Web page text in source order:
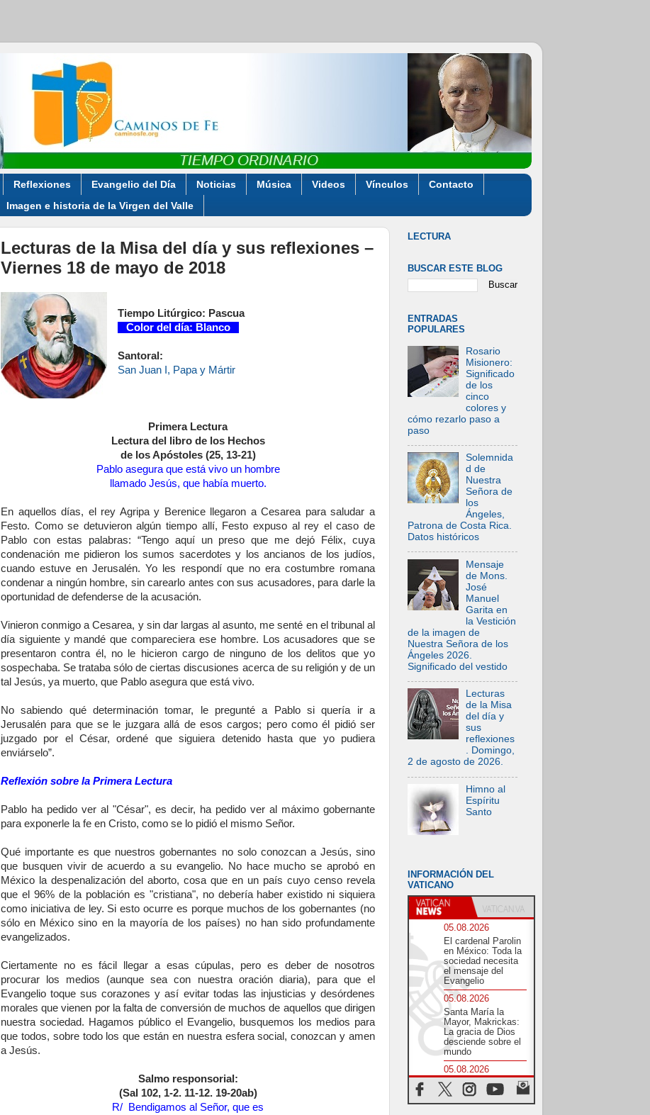
Reflexiones Evangelio del Día Noticias Música Videos Vínculos
Contacto
Imagen e historia de la Virgen del Valle
Lecturas de la Misa del día y sus reflexiones –
Viernes 18 de mayo de 2018
Tiempo Litúrgico: Pascua
Color del día: Blanco
Santoral:
San Juan I, Papa y Mártir
Primera Lectura
Lectura del libro de los Hechos
de los Apóstoles (25, 13-21)
Pablo asegura que está vivo un hombre
llamado Jesús, que había muerto.
En aquellos días, el rey Agripa y Berenice llegaron a Cesarea para saludar a
Festo. Como se detuvieron algún tiempo allí, Festo expuso al rey el caso de
Pablo con estas palabras: “Tengo aquí un preso que me dejó Félix, cuya
condenación me pidieron los sumos sacerdotes y los ancianos de los judíos,
cuando estuve en Jerusalén. Yo les respondí que no era costumbre romana
condenar a ningún hombre, sin carearlo antes con sus acusadores, para darle la
oportunidad de defenderse de la acusación.
Vinieron conmigo a Cesarea, y sin dar largas al asunto, me senté en el tribunal al
día siguiente y mandé que compareciera ese hombre. Los acusadores que se
presentaron contra él, no le hicieron cargo de ninguno de los delitos que yo
sospechaba. Se trataba sólo de ciertas discusiones acerca de su religión y de un
tal Jesús, ya muerto, que Pablo asegura que está vivo.
No sabiendo qué determinación tomar, le pregunté a Pablo si quería ir a
Jerusalén para que se le juzgara allá de esos cargos; pero como él pidió ser
juzgado por el César, ordené que siguiera detenido hasta que yo pudiera
enviárselo”.
Reflexión sobre la Primera Lectura
Pablo ha pedido ver al "César", es decir, ha pedido ver al máximo gobernante
para exponerle la fe en Cristo, como se lo pidió el mismo Señor.
Qué importante es que nuestros gobernantes no solo conozcan a Jesús, sino
que busquen vivir de acuerdo a su evangelio. No hace mucho se aprobó en
México la despenalización del aborto, cosa que en un país cuyo censo revela
que el 96% de la población es "cristiana", no debería haber existido ni siquiera
como iniciativa de ley. Si esto ocurre es porque muchos de los gobernantes (no
sólo en México sino en la mayoría de los países) no han sido profundamente
evangelizados.
Ciertamente no es fácil llegar a esas cúpulas, pero es deber de nosotros
procurar los medios (aunque sea con nuestra oración diaria), para que el
Evangelio toque sus corazones y así evitar todas las injusticias y desórdenes
morales que vienen por la falta de conversión de muchos de aquellos que dirigen
nuestra sociedad. Hagamos público el Evangelio, busquemos los medios para
que todos, sobre todo los que están en nuestra esfera social, conozcan y amen
a Jesús.
Salmo responsorial:
(Sal 102, 1-2. 11-12. 19-20ab)
R/ Bendigamos al Señor, que es
LECTURA
BUSCAR ESTE BLOG
ENTRADAS
POPULARES
Rosario
Misionero:
Significado
de los
cinco
colores y
cómo rezarlo paso a
paso
Solemnida
d de
Nuestra
Señora de
los
Ángeles,
Patrona de Costa Rica.
Datos históricos
Mensaje
de Mons.
José
Manuel
Garita en
la Vestición
de la imagen de
Nuestra Señora de los
Ángeles 2026.
Significado del vestido
Lecturas
de la Misa
del día y
sus
reflexiones
. Domingo,
2 de agosto de 2026.
Himno al
Espíritu
Santo
INFORMACIÓN DEL
VATICANO
05.08.2026
El cardenal Parolin
en México: Toda la
sociedad necesita
el mensaje del
Evangelio
05.08.2026
Santa María la
Mayor, Makrickas:
La gracia de Dios
desciende sobre el
mundo
05.08.2026
Cristianos y
confucianos:
Respeto y sabiduría